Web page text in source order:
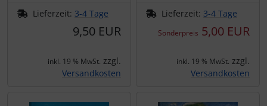
Lieferzeit: 3-4 Tage
9,50 EUR
inkl. 19 % MwSt. zzgl.
Versandkosten
Lieferzeit: 3-4 Tage
Sonderpreis 5,00 EUR
inkl. 19 % MwSt. zzgl.
Versandkosten